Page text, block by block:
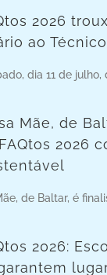
2026
ao Técnico
dia 11 de julho,
Mãe, de
2026
de Baltar, é
2026: